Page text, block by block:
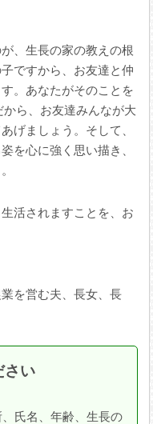
、生長の家の教えの根
ですから、お友達と仲
。あなたがそのことを
ら、お友達みんなが大
げましょう。そして、
を心に強く思い描き、
活されますことを、お
を営む夫、長女、長
さい
氏名、年齢、生長の